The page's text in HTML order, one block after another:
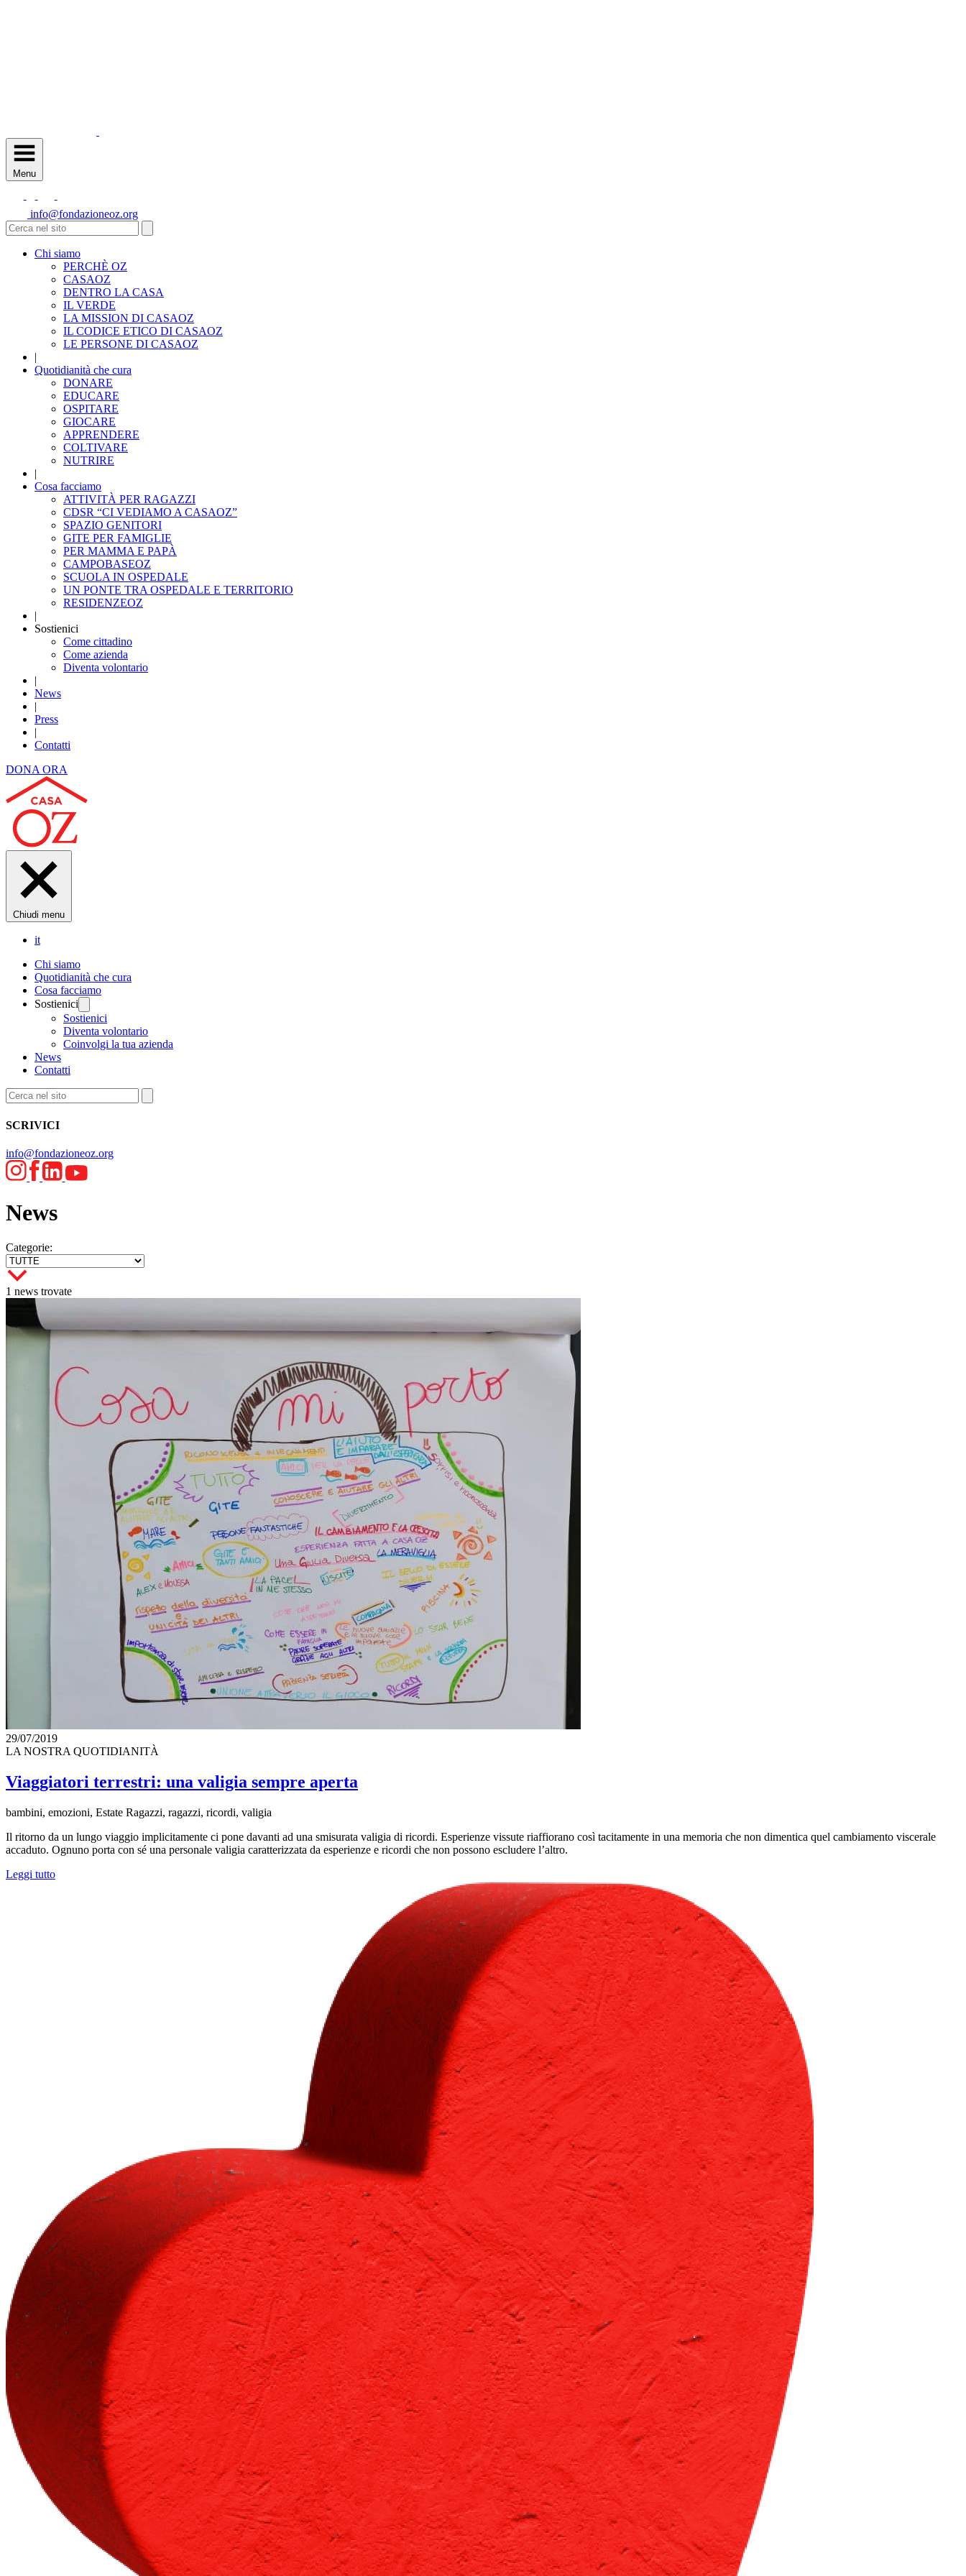
Menu
info@fondazioneoz.org
Chi siamo
PERCHÈ OZ
CASAOZ
DENTRO LA CASA
IL VERDE
LA MISSION DI CASAOZ
IL CODICE ETICO DI CASAOZ
LE PERSONE DI CASAOZ
|
Quotidianità che cura
DONARE
EDUCARE
OSPITARE
GIOCARE
APPRENDERE
COLTIVARE
NUTRIRE
|
Cosa facciamo
ATTIVITÀ PER RAGAZZI
CDSR “CI VEDIAMO A CASAOZ”
SPAZIO GENITORI
GITE PER FAMIGLIE
PER MAMMA E PAPÀ
CAMPOBASEOZ
SCUOLA IN OSPEDALE
UN PONTE TRA OSPEDALE E TERRITORIO
RESIDENZEOZ
|
Sostienici
Come cittadino
Come azienda
Diventa volontario
|
News
|
Press
|
Contatti
DONA ORA
Chiudi menu
it
Chi siamo
Quotidianità che cura
Cosa facciamo
Sostienici
Sostienici
Diventa volontario
Coinvolgi la tua azienda
News
Contatti
SCRIVICI
info@fondazioneoz.org
News
Categorie:
1 news trovate
29/07/2019
LA NOSTRA QUOTIDIANITÀ
Viaggiatori terrestri: una valigia sempre aperta
bambini, emozioni, Estate Ragazzi, ragazzi, ricordi, valigia
Il ritorno da un lungo viaggio implicitamente ci pone davanti ad una smisurata valigia di ricordi. Esperienze vissute riaffiorano così tacitamente in una memoria che non dimentica quel cambiamento viscerale
accaduto. Ognuno porta con sé una personale valigia caratterizzata da esperienze e ricordi che non possono escludere l’altro.
Leggi tutto